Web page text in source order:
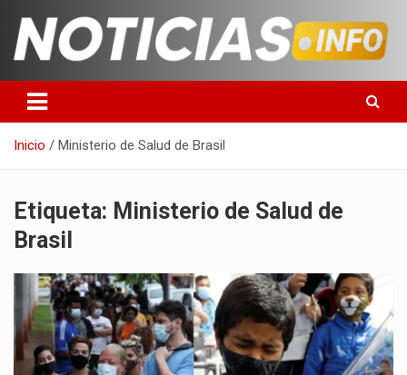
contenido
Noticias en español
Inicio Ministerio de Salud de Brasil
Etiqueta: Ministerio de Salud de
Brasil